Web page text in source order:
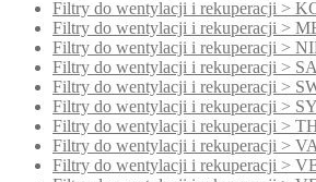
Filtry do wentylacji i rekuperacji >
Filtry do wentylacji i rekuperacji >
Filtry do wentylacji i rekuperacji >
Filtry do wentylacji i rekuperacji >
Filtry do wentylacji i rekuperacji >
Filtry do wentylacji i rekuperacji >
Filtry do wentylacji i rekuperacji >
Filtry do wentylacji i rekuperacji >
Filtry do wentylacji i rekuperacji >